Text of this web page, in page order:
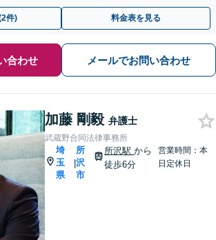
い【他士業連携可能】
件) 料金表を見る
合わせ メールでお問い合わせ
加藤 剛毅 弁護士
武蔵野合同法律事務所
埼
玉
県
|
所
沢
市
所沢駅から
徒歩6分
営業時間：本
日定休日